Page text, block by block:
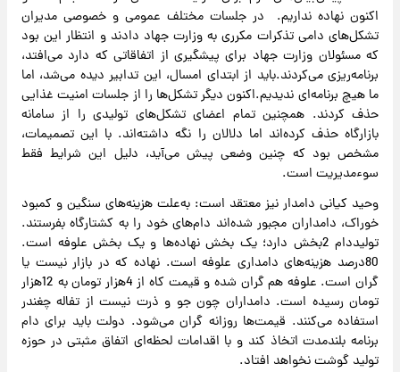
اکنون نهاده نداریم. در جلسات مختلف عمومی و خصوصی مدیران
تشکل‌های دامی تذکرات مکرری به وزارت جهاد دادند و انتظار این بود
که مسئولان وزارت جهاد برای پیشگیری از اتفاقاتی که دارد می‌افتد،
برنامه‌ریزی می‌کردند.باید از ابتدای امسال، این تدابیر دیده می‌شد، اما
ما هیچ برنامه‌ای ندیدیم.اکنون دیگر تشکل‌ها را از جلسات امنیت غذایی
حذف کردند. همچنین تمام اعضای تشکل‌های تولیدی را از سامانه
بازارگاه حذف کرده‌اند اما دلالان را نگه داشته‌اند. با این تصمیمات،
مشخص بود که چنین وضعی پیش می‌آید، دلیل این شرایط فقط
سوءمدیریت است.
وحید کیانی دامدار نیز معتقد است: به‌علت هزینه‌های سنگین و کمبود
خوراک، دامداران مجبور شده‌اند دام‌های خود را به کشتارگاه بفرستند.
تولیددام 2بخش دارد؛ یک بخش نهاده‌ها و یک بخش علوفه است.
80درصد هزینه‌های دامداری علوفه است. نهاده‌ که در بازار نیست یا
گران است. علوفه هم گران شده و قیمت کاه از 4هزار تومان به 12هزار
تومان رسیده است. دامداران چون جو و ذرت نیست از تفاله چغندر
استفاده می‌کنند. قیمت‌ها روزانه گران می‌شود. دولت باید برای دام
برنامه بلندمدت اتخاذ کند و با اقدامات لحظه‌ای اتفاق مثبتی در حوزه
تولید گوشت نخواهد افتاد.